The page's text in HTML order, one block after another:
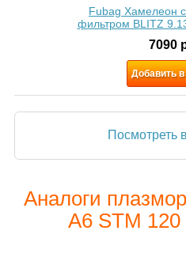
Fubag Хамелеон
фильтром BLITZ
7090
Добавить в
Посмотреть
Аналоги
A6 STM